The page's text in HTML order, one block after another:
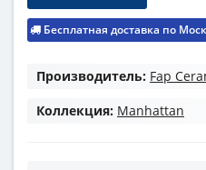
Бесплатная доставка по
Производитель: Fap
Коллекция: Manhattan